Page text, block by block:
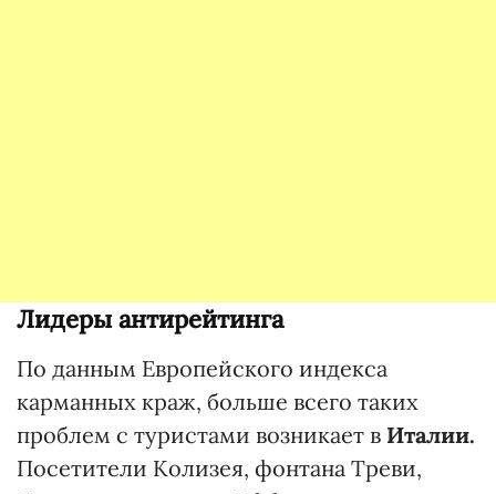
Лидеры антирейтинга
По данным Европейского индекса
карманных краж, больше всего таких
проблем с туристами возникает в Италии.
Посетители Колизея, фонтана Треви,